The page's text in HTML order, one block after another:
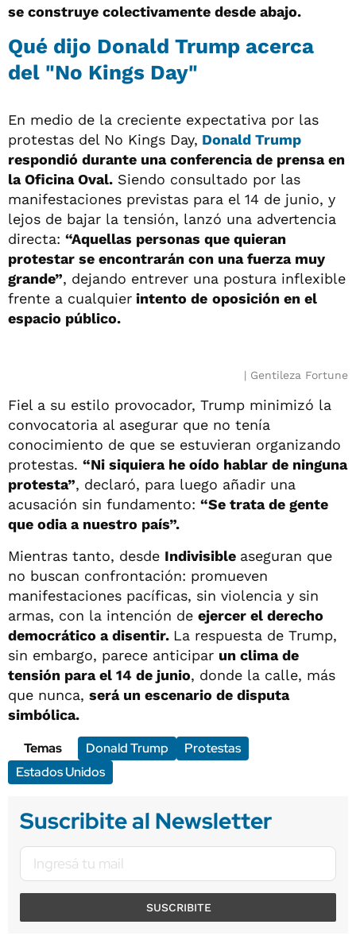
se construye colectivamente desde abajo.
Qué dijo Donald Trump acerca
del "No Kings Day"
En medio de la creciente expectativa por las
protestas del No Kings Day, Donald Trump
respondió durante una conferencia de prensa en
la Oficina Oval. Siendo consultado por las
manifestaciones previstas para el 14 de junio, y
lejos de bajar la tensión, lanzó una advertencia
directa: “Aquellas personas que quieran
protestar se encontrarán con una fuerza muy
grande”, dejando entrever una postura inflexible
frente a cualquier intento de oposición en el
espacio público.
Gentileza Fortune
Fiel a su estilo provocador, Trump minimizó la
convocatoria al asegurar que no tenía
conocimiento de que se estuvieran organizando
protestas. “Ni siquiera he oído hablar de ninguna
protesta”, declaró, para luego añadir una
acusación sin fundamento: “Se trata de gente
que odia a nuestro país”.
Mientras tanto, desde Indivisible aseguran que
no buscan confrontación: promueven
manifestaciones pacíficas, sin violencia y sin
armas, con la intención de ejercer el derecho
democrático a disentir. La respuesta de Trump,
sin embargo, parece anticipar un clima de
tensión para el 14 de junio, donde la calle, más
que nunca, será un escenario de disputa
simbólica.
Temas
Donald Trump
Protestas
Estados Unidos
Suscribite al Newsletter
SUSCRIBITE